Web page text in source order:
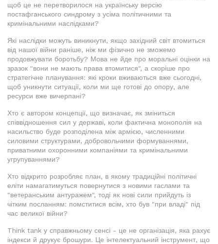
щоб це не перетворилося на українську версію
постафганського синдрому з усіма політичними та
кримінальними наслідками?
Які наслідки можуть виникнути, якщо західний світ втомиться
від нашої війни раніше, ніж ми фізично не зможемо
продовжувати боротьбу? Мова не йде про моральні оцінки на
зразок "вони не мають права втомитися", а скоріше про
стратегічне планування: які кроки вживаються вже сьогодні,
щоб уникнути ситуації, коли ми ще готові до опору, але
ресурси вже вичерпані?
Хто є автором концепції, що визначає, як зміниться
співвідношення сил у державі, коли фактична монополія на
насильство буде розподілена між армією, численними
силовими структурами, добровольчими формуваннями,
приватними охоронними компаніями та кримінальними
угрупуваннями?
Хто відкрито розробляє план, в якому традиційні політичні
еліти намагатимуться повернутися з новими гаслами та
"ветеранським антуражем", тоді як нові сили прийдуть із
чітким посланням: помститися всім, хто був "при владі" під
час великої війни?
Think tank у справжньому сенсі - це не організація, яка рахує
індекси й друкує брошури. Це інтелектуальний інструмент, що